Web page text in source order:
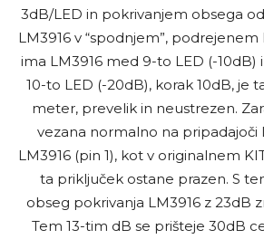
3dB/LED in pokrivanjem obsega
LM3916 v “spodnjem”,
ima LM3916 med 9-to LED (-10dB)
10-to LED (-20dB), korak 10dB, je
meter, prevelik in neustrezen.
vezana normalno na pripadajoči
LM3916 (pin 1), kot v originalnem
ta priključek ostane prazen. S
obseg pokrivanja LM3916 z 23dB
Tem 13-tim dB se prišteje 30dB